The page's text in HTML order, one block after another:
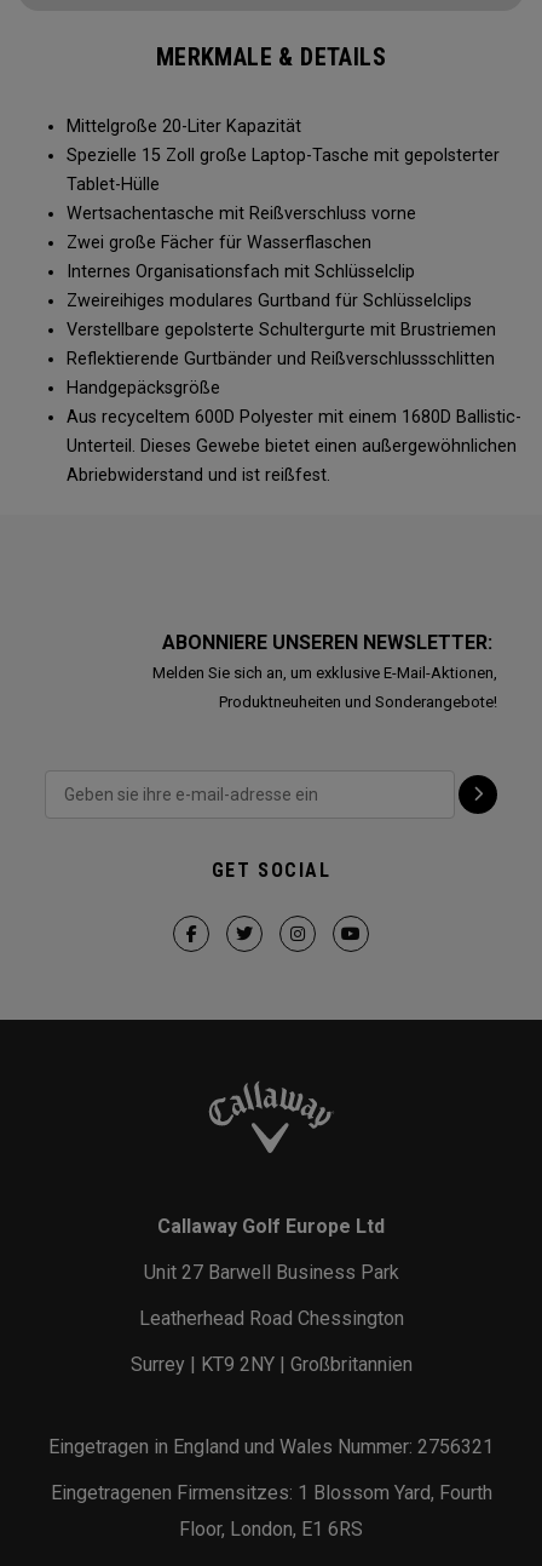
MERKMALE & DETAILS
Mittelgroße 20-Liter Kapazität
Spezielle 15 Zoll große Laptop-Tasche mit gepolsterter
Tablet-Hülle
Wertsachentasche mit Reißverschluss vorne
Zwei große Fächer für Wasserflaschen
Internes Organisationsfach mit Schlüsselclip
Zweireihiges modulares Gurtband für Schlüsselclips
Verstellbare gepolsterte Schultergurte mit Brustriemen
Reflektierende Gurtbänder und Reißverschlussschlitten
Handgepäcksgröße
Aus recyceltem 600D Polyester mit einem 1680D Ballistic-
Unterteil. Dieses Gewebe bietet einen außergewöhnlichen
Abriebwiderstand und ist reißfest.
ABONNIERE UNSEREN NEWSLETTER:
Melden Sie sich an, um exklusive E-Mail-Aktionen,
Produktneuheiten und Sonderangebote!
GET SOCIAL
Callaway Golf Europe Ltd
Unit 27 Barwell Business Park
Leatherhead Road Chessington
Surrey | KT9 2NY | Großbritannien
Eingetragen in England und Wales Nummer: 2756321
Eingetragenen Firmensitzes: 1 Blossom Yard, Fourth
Floor, London, E1 6RS